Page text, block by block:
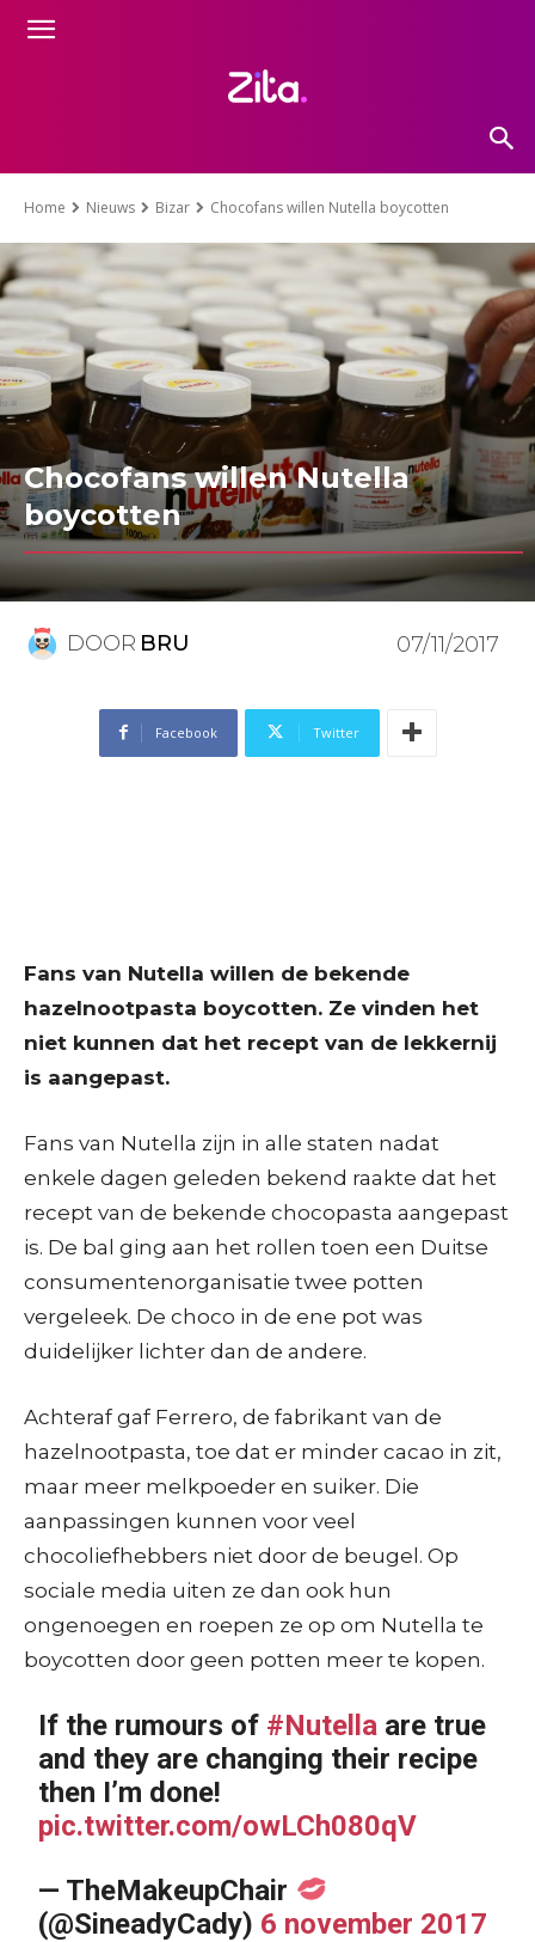
Home Nieuws Bizar Chocofans willen Nutella boycotten
Chocofans willen Nutella
boycotten
DOOR BRU 07/11/2017
Facebook Twitter
Fans van Nutella willen de bekende
hazelnootpasta boycotten. Ze vinden het
niet kunnen dat het recept van de lekkernij
is aangepast.
Fans van Nutella zijn in alle staten nadat
enkele dagen geleden bekend raakte dat het
recept van de bekende chocopasta aangepast
is. De bal ging aan het rollen toen een Duitse
consumentenorganisatie twee potten
vergeleek. De choco in de ene pot was
duidelijker lichter dan de andere.
Achteraf gaf Ferrero, de fabrikant van de
hazelnootpasta, toe dat er minder cacao in zit,
maar meer melkpoeder en suiker. Die
aanpassingen kunnen voor veel
chocoliefhebbers niet door de beugel. Op
sociale media uiten ze dan ook hun
ongenoegen en roepen ze op om Nutella te
boycotten door geen potten meer te kopen.
If the rumours of #Nutella are true
and they are changing their recipe
then I’m done!
pic.twitter.com/owLCh080qV
— TheMakeupChair
(@SineadyCady) 6 november 2017